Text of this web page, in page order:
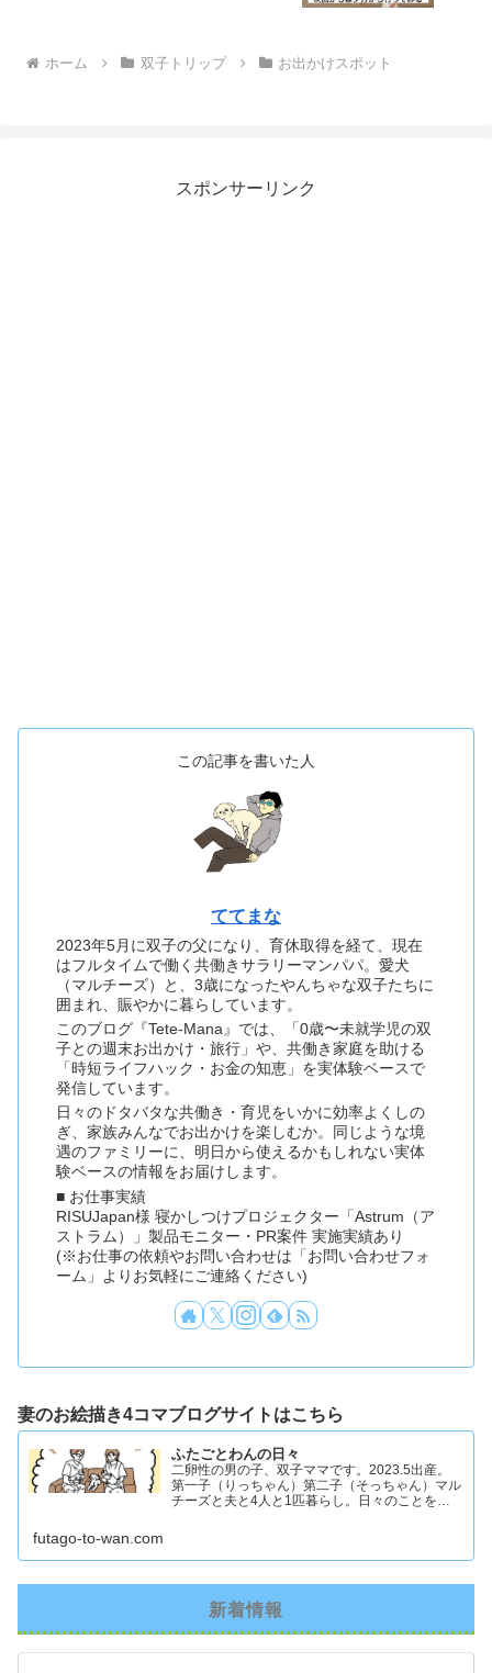
ホーム 双子トリップ お出かけスポット
スポンサーリンク
この記事を書いた人
ててまな
2023年5月に双子の父になり、育休取得を経て、現在
はフルタイムで働く共働きサラリーマンパパ。愛犬
（マルチーズ）と、3歳になったやんちゃな双子たちに
囲まれ、賑やかに暮らしています。
このブログ『Tete-Mana』では、「0歳〜未就学児の双
子との週末お出かけ・旅行」や、共働き家庭を助ける
「時短ライフハック・お金の知恵」を実体験ベースで
発信しています。
日々のドタバタな共働き・育児をいかに効率よくしの
ぎ、家族みんなでお出かけを楽しむか。同じような境
遇のファミリーに、明日から使えるかもしれない実体
験ベースの情報をお届けします。
■ お仕事実績
RISUJapan様 寝かしつけプロジェクター「Astrum（ア
ストラム）」製品モニター・PR案件 実施実績あり
(※お仕事の依頼やお問い合わせは「お問い合わせフォ
ーム」よりお気軽にご連絡ください)
妻のお絵描き4コマブログサイトはこちら
ふたごとわんの日々
二卵性の男の子、双子ママです。2023.5出産。
第一子（りっちゃん）第二子（そっちゃん）マル
チーズと夫と4人と1匹暮らし。日々のことを忘
futago-to-wan.com
新着情報